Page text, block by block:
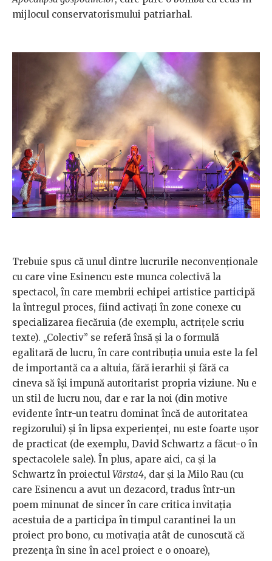
mijlocul conservatorismului patriarhal.
Trebuie spus că unul dintre lucrurile neconvenționale
cu care vine Esinencu este munca colectivă la
spectacol, în care membrii echipei artistice participă
la întregul proces, fiind activați în zone conexe cu
specializarea fiecăruia (de exemplu, actrițele scriu
texte). „Colectiv” se referă însă și la o formulă
egalitară de lucru, în care contribuția unuia este la fel
de importantă ca a altuia, fără ierarhii și fără ca
cineva să își impună autoritarist propria viziune. Nu e
un stil de lucru nou, dar e rar la noi (din motive
evidente într-un teatru dominat încă de autoritatea
regizorului) și în lipsa experienței, nu este foarte ușor
de practicat (de exemplu, David Schwartz a făcut-o în
spectacolele sale). În plus, apare aici, ca și la
Schwartz în proiectul Vârsta4, dar și la Milo Rau (cu
care Esinencu a avut un dezacord, tradus într-un
poem minunat de sincer în care critica invitația
acestuia de a participa în timpul carantinei la un
proiect pro bono, cu motivația atât de cunoscută că
prezența în sine în acel proiect e o onoare),